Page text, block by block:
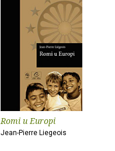
Romi u Europi
Jean-Pierre Liegeois